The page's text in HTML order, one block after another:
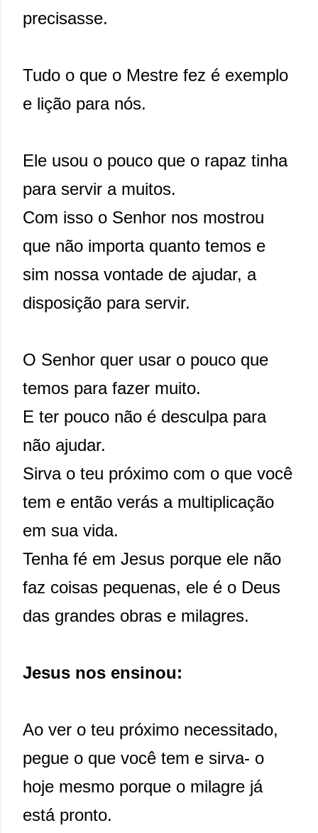
precisasse.
Tudo o que o Mestre fez é exemplo
e lição para nós.
Ele usou o pouco que o rapaz tinha
para servir a muitos.
Com isso o Senhor nos mostrou
que não importa quanto temos e
sim nossa vontade de ajudar, a
disposição para servir.
O Senhor quer usar o pouco que
temos para fazer muito.
E ter pouco não é desculpa para
não ajudar.
Sirva o teu próximo com o que você
tem e então verás a multiplicação
em sua vida.
Tenha fé em Jesus porque ele não
faz coisas pequenas, ele é o Deus
das grandes obras e milagres.
Jesus nos ensinou:
Ao ver o teu próximo necessitado,
pegue o que você tem e sirva- o
hoje mesmo porque o milagre já
está pronto.